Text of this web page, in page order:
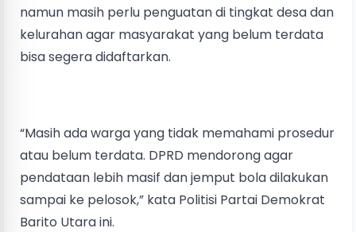
namun masih perlu penguatan di tingkat desa dan
kelurahan agar masyarakat yang belum terdata
bisa segera didaftarkan.
“Masih ada warga yang tidak memahami prosedur
atau belum terdata. DPRD mendorong agar
pendataan lebih masif dan jemput bola dilakukan
sampai ke pelosok,” kata Politisi Partai Demokrat
Barito Utara ini.